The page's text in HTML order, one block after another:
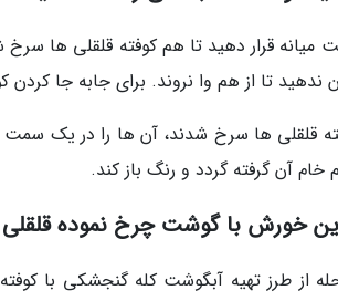
میانه قرار دهید تا هم کوفته قلقلی ها
ندهید تا از هم وا نروند. برای جابه جا کردن
قلقلی ها سرخ شدند، آن ها را در یک
آن گرفته گردد و رنگ باز کند.
خورش با گوشت چرخ نموده قلقلی
از طرز تهیه آبگوشت کله گنجشکی با کوفته